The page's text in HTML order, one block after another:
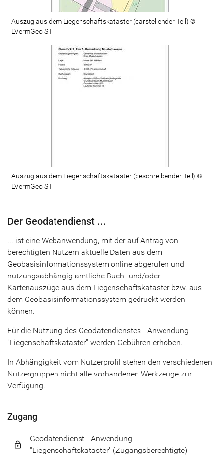
Auszug aus dem Liegenschaftskataster (darstellender Teil) ©
LVermGeo ST
Auszug aus dem Liegenschaftskataster (beschreibender Teil) ©
LVermGeo ST
Der Geodatendienst ...
... ist eine Webanwendung, mit der auf Antrag von
berechtigten Nutzern aktuelle Daten aus dem
Geobasisinformationssystem online abgerufen und
nutzungsabhängig amtliche Buch- und/oder
Kartenauszüge aus dem Liegenschaftskataster bzw. aus
dem Geobasisinformationssystem gedruckt werden
können.
Für die Nutzung des Geodatendienstes - Anwendung
"Liegenschaftskataster" werden Gebühren erhoben.
In Abhängigkeit vom Nutzerprofil stehen den verschiedenen
Nutzergruppen nicht alle vorhandenen Werkzeuge zur
Verfügung.
Zugang
lock_open
Geodatendienst - Anwendung
"Liegenschaftskataster" (Zugangsberechtigte)